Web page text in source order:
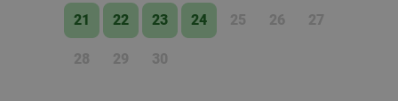
Culinair 3-gangendiner + 5 tapas +
21 22 23 24 25 26 27
28 29 30